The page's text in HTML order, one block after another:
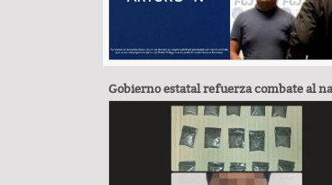
Gobierno estatal refuerza combate al